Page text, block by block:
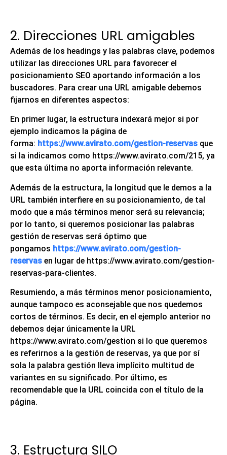
2. Direcciones URL amigables
Además de los headings y las palabras clave, podemos
utilizar las direcciones URL para favorecer el
posicionamiento SEO aportando información a los
buscadores. Para crear una URL amigable debemos
fijarnos en diferentes aspectos:
En primer lugar, la estructura indexará mejor si por
ejemplo indicamos la página de
forma: https://www.avirato.com/gestion-reservas que
si la indicamos como https://www.avirato.com/215, ya
que esta última no aporta información relevante.
Además de la estructura, la longitud que le demos a la
URL también interfiere en su posicionamiento, de tal
modo que a más términos menor será su relevancia;
por lo tanto, si queremos posicionar las palabras
gestión de reservas será óptimo que
pongamos https://www.avirato.com/gestion-
reservas en lugar de https://www.avirato.com/gestion-
reservas-para-clientes.
Resumiendo, a más términos menor posicionamiento,
aunque tampoco es aconsejable que nos quedemos
cortos de términos. Es decir, en el ejemplo anterior no
debemos dejar únicamente la URL
https://www.avirato.com/gestion si lo que queremos
es referirnos a la gestión de reservas, ya que por sí
sola la palabra gestión lleva implícito multitud de
variantes en su significado. Por último, es
recomendable que la URL coincida con el título de la
página.
3. Estructura SILO